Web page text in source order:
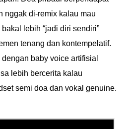
nggak di-remix kalau mau
lebih “jadi diri sendiri”
tenang dan kontempelatif.
baby voice artifisial
lebih bercerita kalau
semi doa dan vokal genuine.